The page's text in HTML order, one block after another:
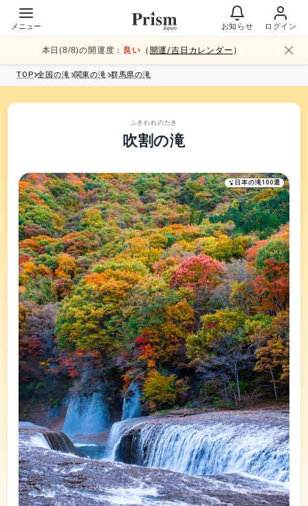
メニュー お知らせ ログイン
本日(8/8)の開運度： 良い （ 開運/吉日カレンダー ）
TOP 全国の滝 関東の滝 群馬県の滝
ふきわれのたき
吹割の滝
日本の滝100選